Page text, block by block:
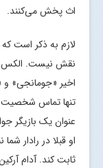
اث پخش می‌کنند.
لازم به ذکر است
نقش نیست. الکس
اخیر «جومانجی» و
تنها تماس شخصیت
عنوان یک بازیگر
او قبلا در رادار
ثابت کند. آدام